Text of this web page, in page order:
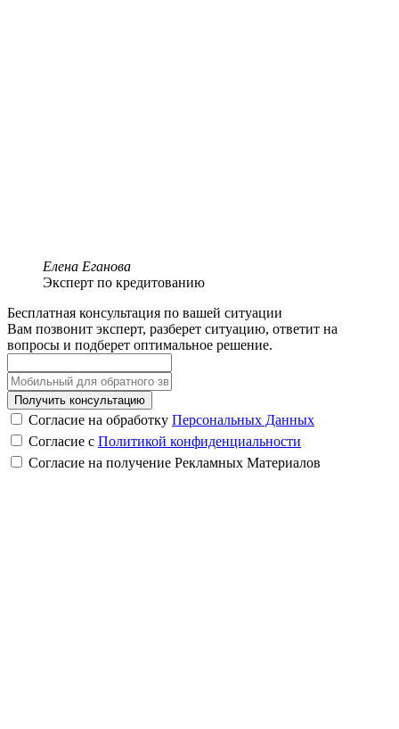
Елена Еганова
Эксперт по кредитованию
Бесплатная консультация по вашей ситуации
Вам позвонит эксперт, разберет ситуацию, ответит на
вопросы и подберет оптимальное решение.
Получить консультацию
Согласие на обработку Персональных Данных
Согласие с Политикой конфиденциальности
Согласие на получение Рекламных Материалов